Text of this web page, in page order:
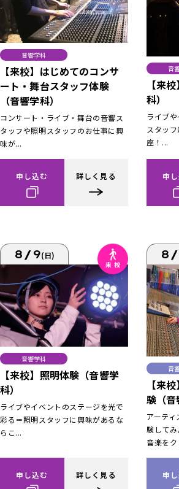
音響学科
【来校】はじめてのコンサ
ート・舞台スタッフ体験
（音響学科）
コンサート・ライブ・舞台の音響ス
タッフや照明スタッフのお仕事に興
味が...
申し込む 詳しく見る
音
【来
科）
ライブ
スタッ
座！...
申
8/9(日)
音響学科
【来校】照明体験（音響学
科）
ライブやイベントのステージを光で
彩る＝照明スタッフに興味があるな
らこ...
申し込む 詳しく見る
音
【来
験（音
アーテ
験してみ
音楽をク
申